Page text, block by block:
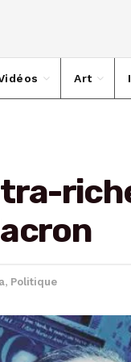
Art
, Politique